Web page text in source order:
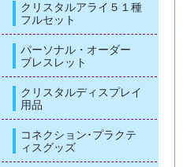
クリスタルアライ５１種
フルセット
パーソナル・オーダー
ブレスレット
クリスタルディスプレイ
用品
コネクション･プラクテ
ィスグッズ